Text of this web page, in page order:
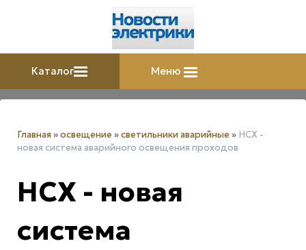
Каталог Меню
Главная »освещение »светильники аварийные » HCX -
новая система аварийного освещения проходов
HCX - новая
система